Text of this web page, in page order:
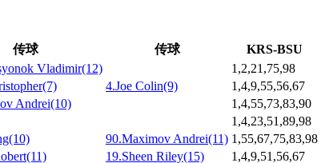
传球 传球 KRS-BSU
Vladimir(12) 1,2,21,75,98
4.Joe Colin(9) 1,4,9,55,56,67
Andrei(10) 1,4,55,73,83,90
1,4,23,51,89,98
90.Maximov Andrei(11) 1,55,67,75,83,98
19.Sheen Riley(15) 1,4,9,51,56,67